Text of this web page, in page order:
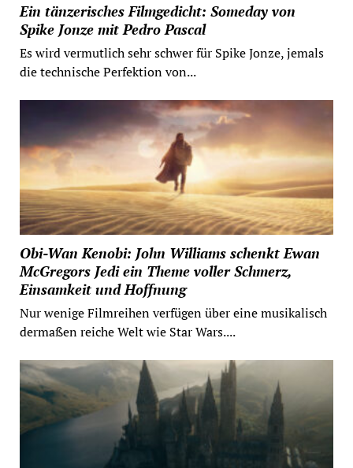
Ein tänzerisches Filmgedicht: Someday von
Spike Jonze mit Pedro Pascal
Es wird vermutlich sehr schwer für Spike Jonze, jemals
die technische Perfektion von...
Obi-Wan Kenobi: John Williams schenkt Ewan
McGregors Jedi ein Theme voller Schmerz,
Einsamkeit und Hoffnung
Nur wenige Filmreihen verfügen über eine musikalisch
dermaßen reiche Welt wie Star Wars....